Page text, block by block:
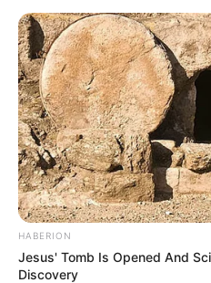
HABERION
Jesus' Tomb Is Opened And
Discovery